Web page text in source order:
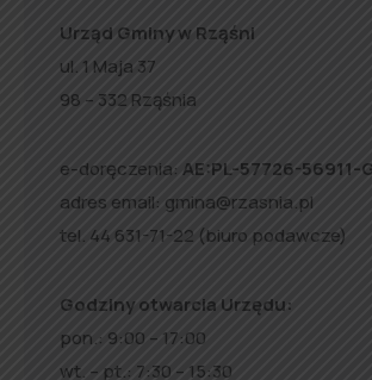
Urząd Gminy w Rząśni
ul. 1 Maja 37
98 – 332 Rząśnia
e-doręczenia: AE:PL-57726-56911-
adres email: gmina@rzasnia.pl
tel. 44 631-71-22 (biuro podawcze)
Godziny otwarcia Urzędu:
pon.: 9:00 – 17:00
wt. – pt.: 7:30 – 15:30